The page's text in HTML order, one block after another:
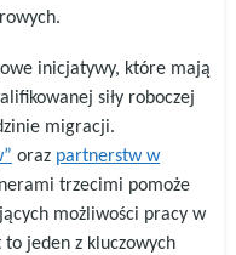
inicjatywy, które mają
siły roboczej
migracji.
oraz partnerstw w
trzecimi pomoże
możliwości pracy w
to jeden z kluczowych